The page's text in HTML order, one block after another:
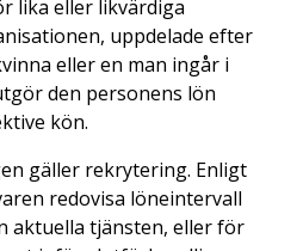
lika eller likvärdiga
uppdelade efter
eller en man ingår i
den personens lön
kön.
gäller rekrytering. Enligt
redovisa löneintervall
aktuella tjänsten, eller för